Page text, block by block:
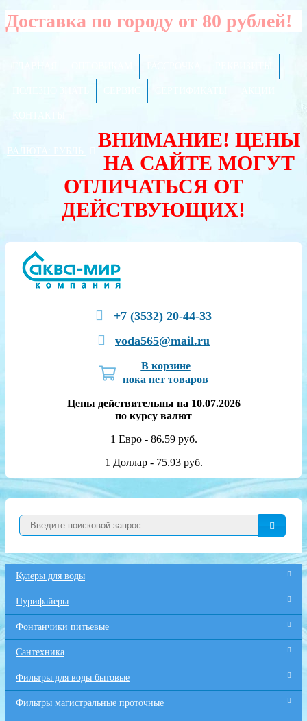
Доставка по городу от 80 рублей!
ВАЛЮТА:
ВНИМАНИЕ! ЦЕНЫ
НА САЙТЕ МОГУТ
ОТЛИЧАТЬСЯ ОТ
ДЕЙСТВУЮЩИХ!
+7 (3532) 20-44-33
voda565@mail.ru
В корзине
пока нет товаров
Цены действительны на 10.07.2026
по курсу валют
1 Евро - 86.59 руб.
1 Доллар - 75.93 руб.
Кулеры для воды
Пурифайеры
Фонтанчики питьевые
Сантехника
Фильтры для воды бытовые
Фильтры магистральные проточные